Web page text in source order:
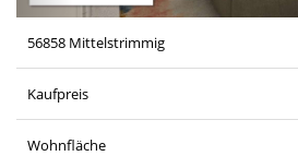
56858 Mittelstrimmig
Kaufpreis
Wohnfläche